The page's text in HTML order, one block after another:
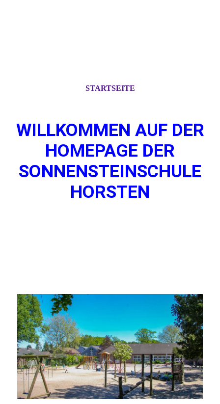
STARTSEITE
WILLKOMMEN AUF DER
HOMEPAGE DER
SONNENSTEINSCHULE
HORSTEN